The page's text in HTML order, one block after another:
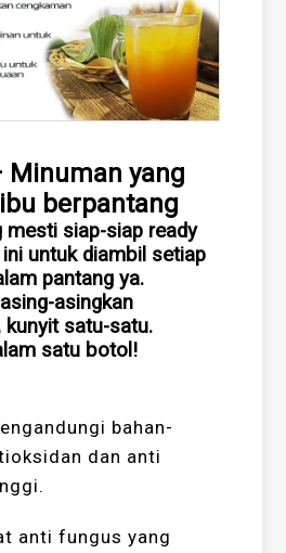
Minuman yang
berpantang
mesti siap-siap ready
untuk diambil setiap
pantang ya.
asingkan
kunyit satu-satu.
satu botol!
bahan-
dan anti
anti fungus yang